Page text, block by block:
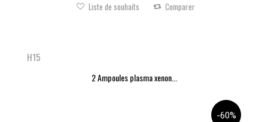
Liste de souhaits Comparer
H15
2 Ampoules plasma xenon...
-60%